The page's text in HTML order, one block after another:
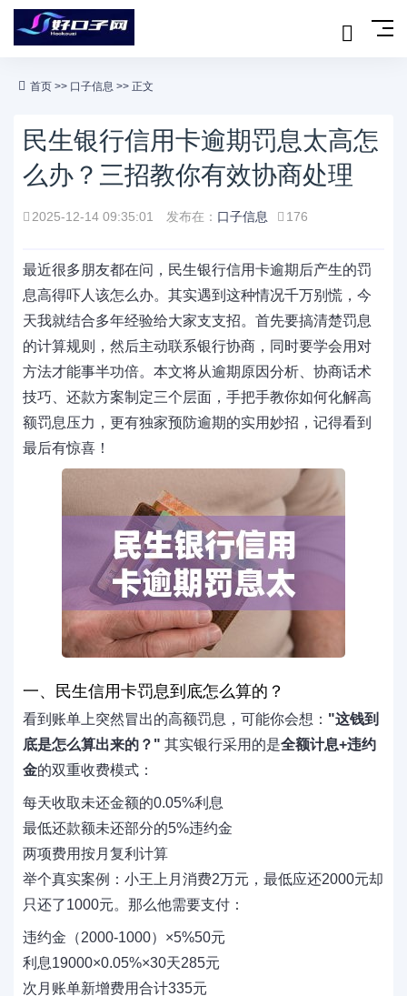
首页 >> 口子信息 >> 正文
民生银行信用卡逾期罚息太高怎
么办？三招教你有效协商处理
2025-12-14 09:35:01 发布在： 口子信息 176
最近很多朋友都在问，民生银行信用卡逾期后产生的罚
息高得吓人该怎么办。其实遇到这种情况千万别慌，今
天我就结合多年经验给大家支支招。首先要搞清楚罚息
的计算规则，然后主动联系银行协商，同时要学会用对
方法才能事半功倍。本文将从逾期原因分析、协商话术
技巧、还款方案制定三个层面，手把手教你如何化解高
额罚息压力，更有独家预防逾期的实用妙招，记得看到
最后有惊喜！
一、民生信用卡罚息到底怎么算的？
看到账单上突然冒出的高额罚息，可能你会想： "这钱到
底是怎么算出来的？" 其实银行采用的是全额计息+违约
金的双重收费模式：
每天收取未还金额的0.05%利息
最低还款额未还部分的5%违约金
两项费用按月复利计算
举个真实案例：小王上月消费2万元，最低应还2000元却
只还了1000元。那么他需要支付：
违约金（2000-1000）×5%50元
利息19000×0.05%×30天285元
次月账单新增费用合计335元